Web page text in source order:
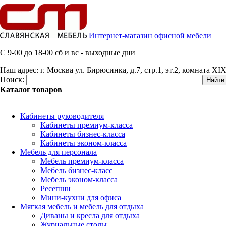
Интернет-магазин офисной мебели
C 9-00 до 18-00 сб и вс - выходные дни
Наш адрес: г. Москва ул. Бирюсинка, д.7, стр.1, эт.2, комната
Поиск:
Каталог товаров
Кабинеты руководителя
Кабинеты премиум-класса
Кабинеты бизнес-класса
Кабинеты эконом-класса
Мебель для персонала
Мебель премиум-класса
Мебель бизнес-класс
Мебель эконом-класса
Ресепшн
Мини-кухни для офиса
Мягкая мебель и мебель для отдыха
Диваны и кресла для отдыха